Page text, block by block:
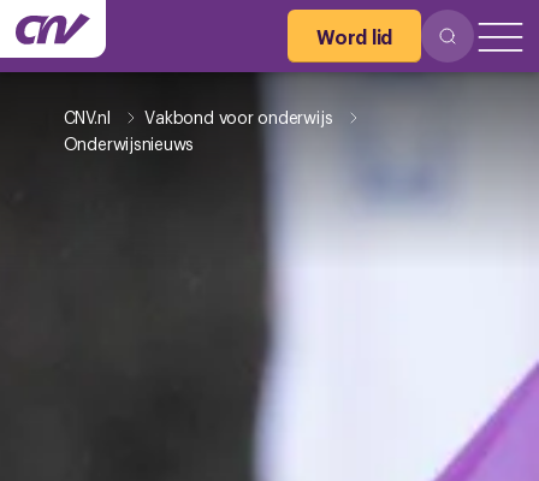
Word lid
CNV.nl
Vakbond voor onderwijs
Onderwijsnieuws